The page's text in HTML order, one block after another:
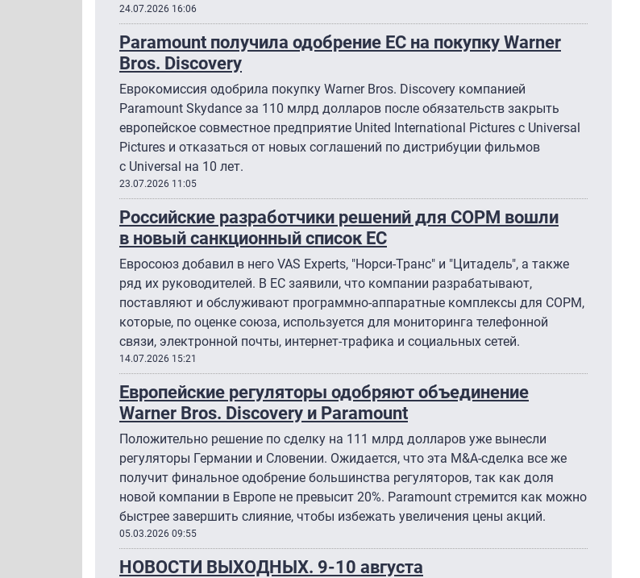
24.07.2026 16:06
Paramount получила одобрение ЕС на покупку Warner
Bros. Discovery
Еврокомиссия одобрила покупку Warner Bros. Discovery компанией
Paramount Skydance за 110 млрд долларов после обязательств закрыть
европейское совместное предприятие United International Pictures с Universal
Pictures и отказаться от новых соглашений по дистрибуции фильмов
с Universal на 10 лет.
23.07.2026 11:05
Российские разработчики решений для СОРМ вошли
в новый санкционный список ЕС
Евросоюз добавил в него VAS Experts, "Норси-Транс" и "Цитадель", а также
ряд их руководителей. В ЕС заявили, что компании разрабатывают,
поставляют и обслуживают программно-аппаратные комплексы для СОРМ,
которые, по оценке союза, используется для мониторинга телефонной
связи, электронной почты, интернет-трафика и социальных сетей.
14.07.2026 15:21
Европейские регуляторы одобряют объединение
Warner Bros. Discovery и Paramount
Положительно решение по сделку на 111 млрд долларов уже вынесли
регуляторы Германии и Словении. Ожидается, что эта M&A-сделка все же
получит финальное одобрение большинства регуляторов, так как доля
новой компании в Европе не превысит 20%. Paramount стремится как можно
быстрее завершить слияние, чтобы избежать увеличения цены акций.
05.03.2026 09:55
НОВОСТИ ВЫХОДНЫХ. 9-10 августа